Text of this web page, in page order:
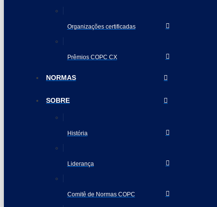
Organizações certificadas
Prêmios COPC CX
NORMAS
SOBRE
História
Liderança
Comitê de Normas COPC